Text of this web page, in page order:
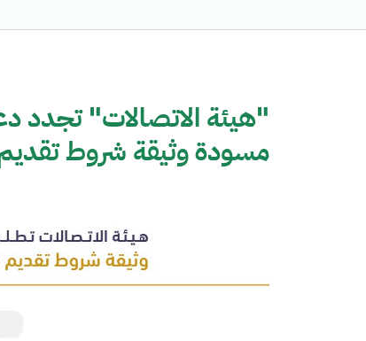
"هيئة الاتصالات" تجدد
مسودة وثيقة شروط